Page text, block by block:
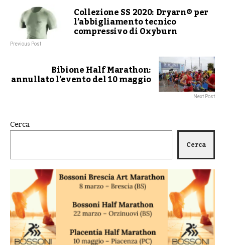
Collezione SS 2020: Dryarn® per
l’abbigliamento tecnico
compressivo di Oxyburn
Previous Post
Bibione Half Marathon:
annullato l’evento del 10 maggio
Next Post
Cerca
Cerca